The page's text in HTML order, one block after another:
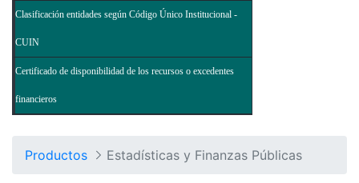
Clasificación entidades según Código Único Institucional -
CUIN
Certificado de disponibilidad de los recursos o excedentes
financieros
Productos Estadísticas y Finanzas Públicas